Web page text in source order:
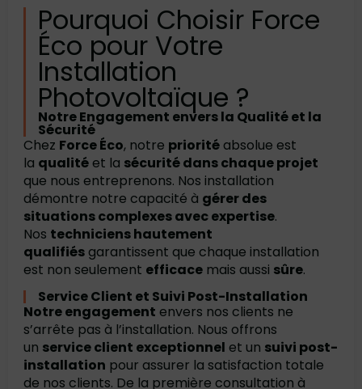
Pourquoi Choisir Force
Éco pour Votre
Installation
Photovoltaïque ?
Notre Engagement envers la Qualité et la
Sécurité
Chez Force Éco, notre prioritéabsolue est
la qualitéet la sécurité dans chaque projet
que nous entreprenons. Nos installation
démontre notre capacité à gérer des
situations complexes avec expertise.
Nos techniciens hautement
qualifiésgarantissent que chaque installation
est non seulement efficacemais aussi sûre.
Service Client et Suivi Post-Installation
Notre engagement envers nos clients ne
s’arrête pas à l’installation. Nous offrons
un service client exceptionnel et un suivi post-
installation pour assurer la satisfaction totale
de nos clients. De la première consultation à